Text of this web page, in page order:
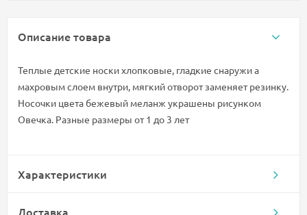
Описание товара
Теплые детские носки хлопковые, гладкие снаружи а
махровым слоем внутри, мягкий отворот заменяет резинку.
Носочки цвета бежевый меланж украшены рисунком
Овечка. Разные размеры от 1 до 3 лет
Характеристики
Доставка